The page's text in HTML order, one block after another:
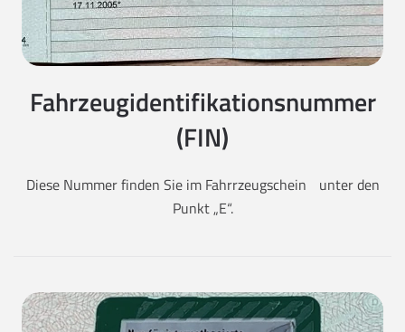
Fahrzeugidentifikationsnummer
(FIN)
Diese Nummer finden Sie im Fahrrzeugschein unter den
Punkt „E“.